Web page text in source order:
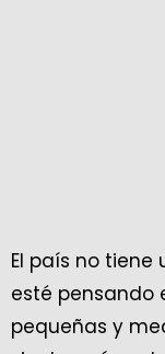
El país no
esté pensando
pequeñas y